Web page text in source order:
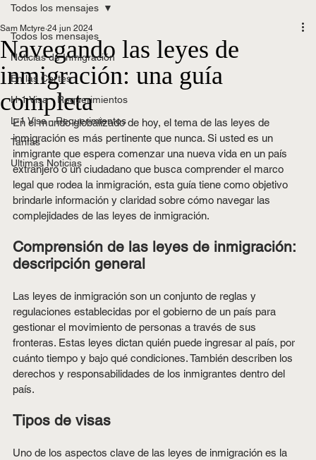
Todos los mensajes
Noticias de Inmigración
En las Cortes
H-1 Visa - Requerimientos
L-1 Visa - Requerimientos
Tarifas
Ultimas Noticias
Todos los mensajes
Navegando las leyes de
inmigración: una guía
completa
Sam Mctyre 24 jun 2024
En el mundo globalizado de hoy, el tema de las leyes de
inmigración es más pertinente que nunca. Si usted es un
inmigrante que espera comenzar una nueva vida en un país
extranjero o un ciudadano que busca comprender el marco
legal que rodea la inmigración, esta guía tiene como objetivo
brindarle información y claridad sobre cómo navegar las
complejidades de las leyes de inmigración.
Comprensión de las leyes de inmigración:
descripción general
Las leyes de inmigración son un conjunto de reglas y
regulaciones establecidas por el gobierno de un país para
gestionar el movimiento de personas a través de sus
fronteras. Estas leyes dictan quién puede ingresar al país, por
cuánto tiempo y bajo qué condiciones. También describen los
derechos y responsabilidades de los inmigrantes dentro del
país.
Tipos de visas
Uno de los aspectos clave de las leyes de inmigración es la